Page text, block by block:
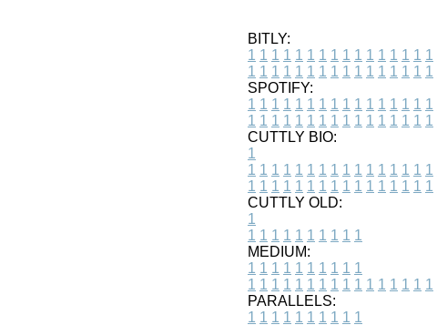
BITLY:
1 1 1 1 1 1 1 1 1 1 1 1 1 1 1 1
1 1 1 1 1 1 1 1 1 1 1 1 1 1 1 1
SPOTIFY:
1 1 1 1 1 1 1 1 1 1 1 1 1 1 1 1
1 1 1 1 1 1 1 1 1 1 1 1 1 1 1 1
CUTTLY BIO:
1
1 1 1 1 1 1 1 1 1 1 1 1 1 1 1 1
1 1 1 1 1 1 1 1 1 1 1 1 1 1 1 1
CUTTLY OLD:
1
1 1 1 1 1 1 1 1 1 1
MEDIUM:
1 1 1 1 1 1 1 1 1 1
1 1 1 1 1 1 1 1 1 1 1 1 1 1 1 1
PARALLELS:
1 1 1 1 1 1 1 1 1 1